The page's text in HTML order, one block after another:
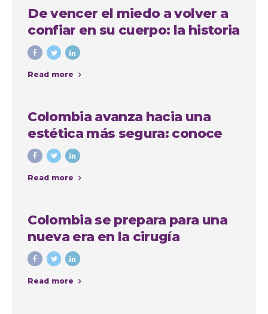
De vencer el miedo a volver a
confiar en su cuerpo: la historia
de Anna, paciente
internacional en Medellín
Read more
Colombia avanza hacia una
estética más segura: conoce
quiénes podrán realizar
procedimientos estéticos
Read more
Colombia se prepara para una
nueva era en la cirugía
estética: avanza proyecto de
ley que regula las
intervenciones con fines
Read more